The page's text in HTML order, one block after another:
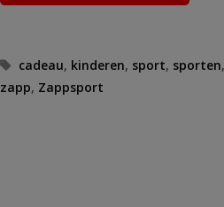
Tags
cadeau, kinderen, sport, sporten,
zapp, Zappsport